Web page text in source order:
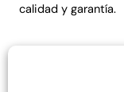
calidad y garantía.